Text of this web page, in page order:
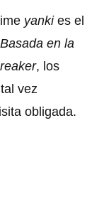
yankies el
en la
, los
vez
obligada.